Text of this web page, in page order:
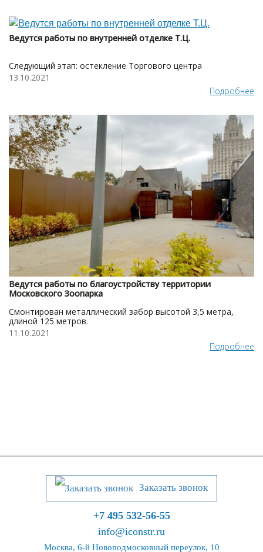
Ведутся работы по внутренней отделке Т.Ц.
Следующий этап: остекление Торгового центра
13.10.2021
Подробнее
Ведутся работы по благоустройству территории
Московского Зоопарка
Смонтирован металлический забор высотой 3,5 метра,
длиной 125 метров.
11.10.2021
Подробнее
Заказать звонок
+7 495 532-56-55
info@iconstr.ru
Москва, 6-й Новоподмосковный переулок, 10